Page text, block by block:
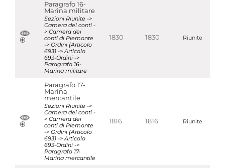
Paragrafo 16-
Marina militare
Sezioni Riunite ->
Camera dei conti -
> Camera dei
conti di Piemonte
-> Ordini (Articolo
693) -> Articolo
693-Ordini ->
Paragrafo 16-
Marina militare
1830 1830 Riunite
Paragrafo 17-
Marina
mercantile
Sezioni Riunite ->
Camera dei conti -
> Camera dei
conti di Piemonte
-> Ordini (Articolo
693) -> Articolo
693-Ordini ->
Paragrafo 17-
Marina mercantile
1816 1816 Riunite